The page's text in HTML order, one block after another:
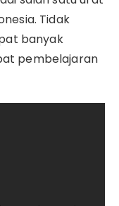
Tidak
banyak
pembelajaran